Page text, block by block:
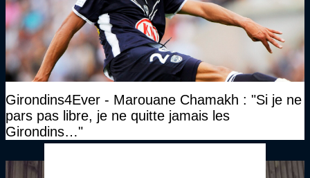
Girondins4Ever - Marouane Chamakh : "Si je ne
pars pas libre, je ne quitte jamais les
Girondins…"